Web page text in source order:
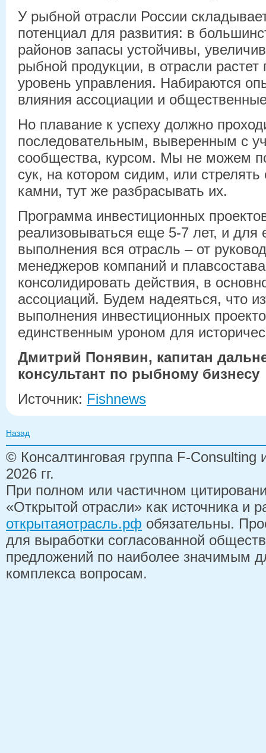
У рыбной отрасли России
потенциал для развития: в
районов запасы устойчивы,
рыбной продукции, в отрасли
уровень управления. Набираются
влияния ассоциации и
Но плавание к успеху должно
последовательным, выверенным с
сообщества, курсом. Мы не можем
сук, на котором сидим, или стрелять
камни, тут же разбрасывать их.
Программа инвестиционных
реализовываться еще 5-7 лет, и для
выполнения вся отрасль – от
менеджеров компаний и
консолидировать действия, в
ассоциаций. Будем надеяться, что
выполнения инвестиционных
единственным уроном для
Дмитрий Понявин, капитан
консультант по рыбному бизнесу
Источник: Fishnews
Назад
© Консалтинговая группа F-
2026 гг.
При полном или частичном
«Открытой отрасли» как источника и
открытаяотрасль.рф обязательны.
для выработки согласованной
предложений по наиболее значимым
комплекса вопросам.